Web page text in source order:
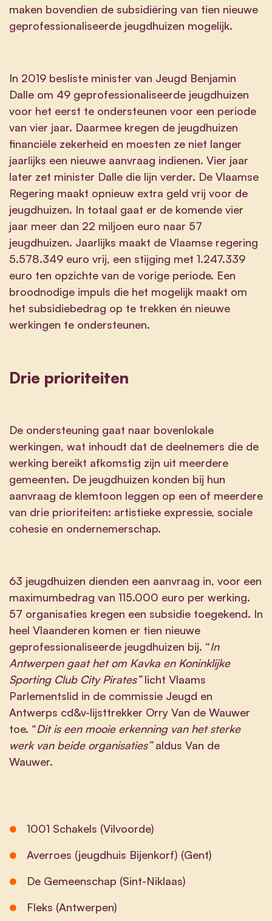
maken bovendien de subsidiëring van tien nieuwe
geprofessionaliseerde jeugdhuizen mogelijk.
In 2019 besliste minister van Jeugd Benjamin
Dalle om 49 geprofessionaliseerde jeugdhuizen
voor het eerst te ondersteunen voor een periode
van vier jaar. Daarmee kregen de jeugdhuizen
financiële zekerheid en moesten ze niet langer
jaarlijks een nieuwe aanvraag indienen. Vier jaar
later zet minister Dalle die lijn verder. De Vlaamse
Regering maakt opnieuw extra geld vrij voor de
jeugdhuizen. In totaal gaat er de komende vier
jaar meer dan 22 miljoen euro naar 57
jeugdhuizen. Jaarlijks maakt de Vlaamse regering
5.578.349 euro vrij, een stijging met 1.247.339
euro ten opzichte van de vorige periode. Een
broodnodige impuls die het mogelijk maakt om
het subsidiebedrag op te trekken én nieuwe
werkingen te ondersteunen.
Drie prioriteiten
De ondersteuning gaat naar bovenlokale
werkingen, wat inhoudt dat de deelnemers die de
werking bereikt afkomstig zijn uit meerdere
gemeenten. De jeugdhuizen konden bij hun
aanvraag de klemtoon leggen op een of meerdere
van drie prioriteiten: artistieke expressie, sociale
cohesie en ondernemerschap.
63 jeugdhuizen dienden een aanvraag in, voor een
maximumbedrag van 115.000 euro per werking.
57 organisaties kregen een subsidie toegekend. In
heel Vlaanderen komen er tien nieuwe
geprofessionaliseerde jeugdhuizen bij. “In
Antwerpen gaat het om Kavka en Koninklijke
Sporting Club City Pirates”licht Vlaams
Parlementslid in de commissie Jeugd en
Antwerps cd&v-lijsttrekker Orry Van de Wauwer
toe. “Dit is een mooie erkenning van het sterke
werk van beide organisaties”aldus Van de
Wauwer.
1001 Schakels (Vilvoorde)
Averroes (jeugdhuis Bijenkorf) (Gent)
De Gemeenschap (Sint-Niklaas)
Fleks (Antwerpen)